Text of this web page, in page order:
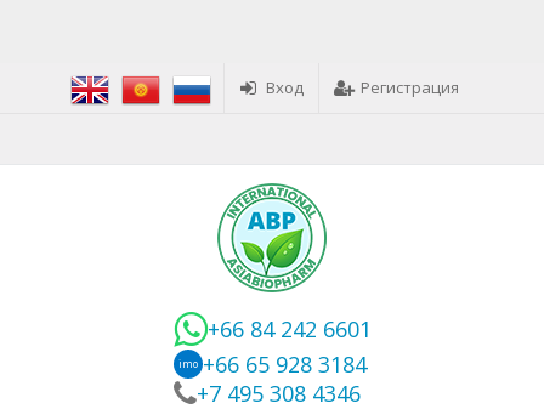
Вход Регистрация
+66 84 242 6601
imo +66 65 928 3184
+7 495 308 4346